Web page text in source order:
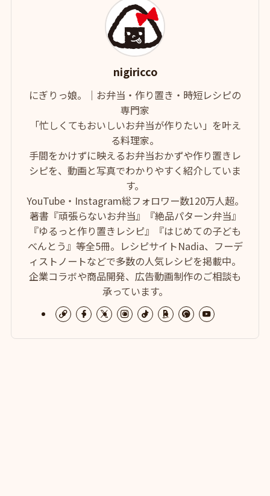
nigiricco
にぎりっ娘。｜お弁当・作り置き・時短レシピの
専門家
「忙しくてもおいしいお弁当が作りたい」を叶え
る料理家。
手間をかけずに映えるお弁当おかずや作り置きレ
シピを、動画と写真でわかりやすく紹介していま
す。
YouTube・Instagram総フォロワー数120万人超。
著書『頑張らないお弁当』『絶品パターン弁当』
『ゆるっと作り置きレシピ』『はじめての子ども
べんとう』等全5冊。レシピサイトNadia、フーデ
ィストノートなどで多数の人気レシピを掲載中。
企業コラボや商品開発、広告動画制作のご相談も
承っています。